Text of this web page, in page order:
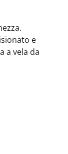
e
a vela da
che offre
Ampi
e una
vela è dotata
3
necessario,